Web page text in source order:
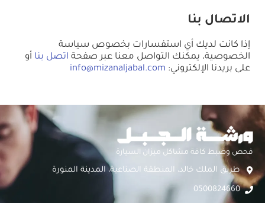
الاتصال بنا
إذا كانت لديك أي استفسارات بخصوص سياسة
الخصوصية، يمكنك التواصل معنا عبر صفحة اتصل بنا أو
على بريدنا الإلكتروني: info@mizanaljabal.com
فحص وضبط كافة مشاكل ميزان السيارة
طريق الملك خالد، المنطقة الصناعية، المدينة المنورة
0500824660